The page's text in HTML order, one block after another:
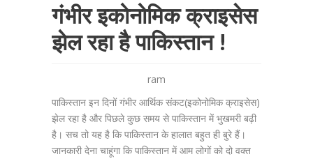
गंभीर इकोनोमिक क्राइसेस
झेल रहा है पाकिस्तान !
ram
पाकिस्तान इन दिनों गंभीर आर्थिक संकट(इकोनोमिक क्राइसेस)
झेल रहा है और पिछले कुछ समय से पाकिस्तान में भुखमरी बढ़ी
है। सच तो यह है कि पाकिस्तान के हालात बहुत ही बुरे हैं।
जानकारी देना चाहूंगा कि पाकिस्तान में आम लोगों को दो वक्त